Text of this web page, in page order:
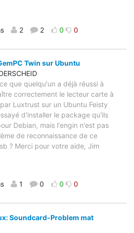
2 2 0 0
Twin sur Ubuntu
que quelqu'un a déjà réussi à
correctement le lecteur carte à
Luxtrust sur un Ubuntu Feisty
d'installer le package qu'ils
Debian, mais l'engin n'est pas
de reconnaissance de ce
? Merci pour votre aide, Jim
1 0 0 0
Soundcard-Problem mat